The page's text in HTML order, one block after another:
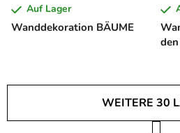
Wanddekoration BÄUME
Auf Lager
WEITERE 30
P